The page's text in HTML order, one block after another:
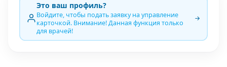
Это ваш профиль?
Войдите, чтобы подать заявку на управление
карточкой. Внимание! Данная функция только
для врачей!